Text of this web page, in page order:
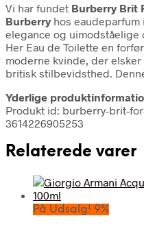
Vi har fundet Burberry Brit
Burberryhos eaudeparfum
elegance og uimodståelige
Her Eau de Toilette en
moderne kvinde, der
britisk stilbevidsthed.
Yderlige
Produkt id: burberry-brit-
3614226905253
Relaterede varer
På Udsalg! 9%